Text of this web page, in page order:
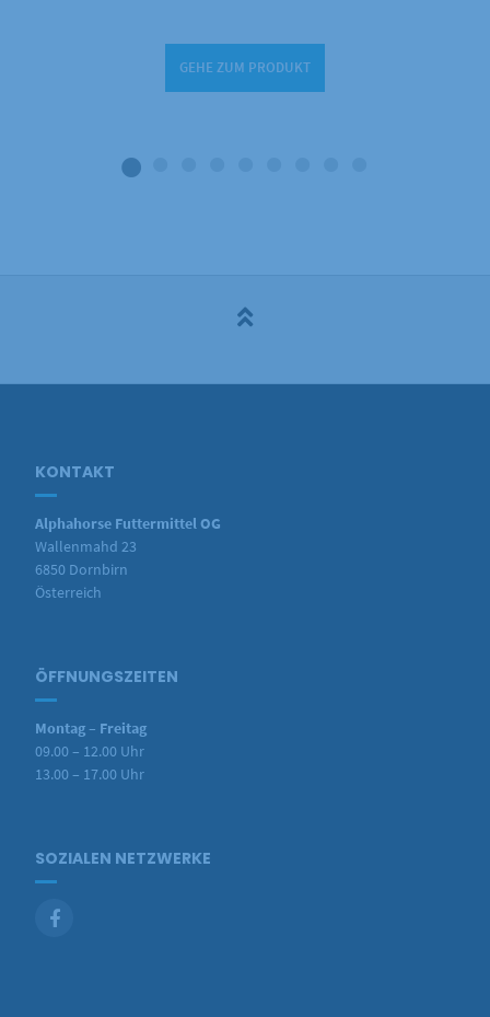
GEHE ZUM PRODUKT
KONTAKT
Alphahorse Futtermittel OG
Wallenmahd 23
6850 Dornbirn
Österreich
ÖFFNUNGSZEITEN
Montag – Freitag
09.00 – 12.00 Uhr
13.00 – 17.00 Uhr
SOZIALEN NETZWERKE